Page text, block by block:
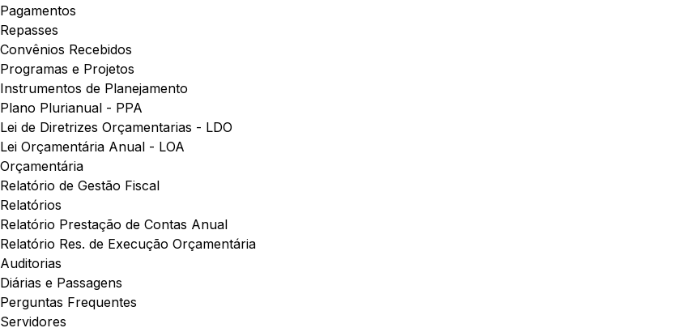
Pagamentos
Repasses
Convênios Recebidos
Programas e Projetos
Instrumentos de Planejamento
Plano Plurianual - PPA
Lei de Diretrizes Orçamentarias - LDO
Lei Orçamentária Anual - LOA
Orçamentária
Relatório de Gestão Fiscal
Relatórios
Relatório Prestação de Contas Anual
Relatório Res. de Execução Orçamentária
Auditorias
Diárias e Passagens
Perguntas Frequentes
Servidores